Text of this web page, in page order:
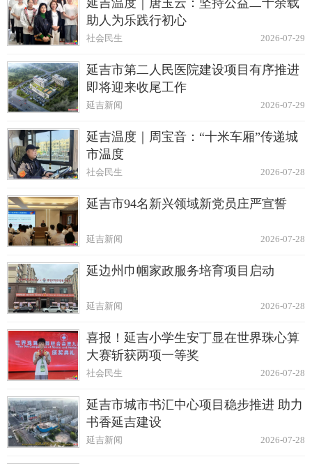
延吉温度｜唐玉云：坚持公益二十余载
助人为乐践行初心
2026-07-29
社会民生
延吉市第二人民医院建设项目有序推进
即将迎来收尾工作
2026-07-29
延吉新闻
延吉温度｜周宝音：“十米车厢”传递城
市温度
2026-07-28
社会民生
延吉市94名新兴领域新党员庄严宣誓
2026-07-28
延吉新闻
延边州巾帼家政服务培育项目启动
2026-07-28
延吉新闻
喜报！延吉小学生安丁显在世界珠心算
大赛斩获两项一等奖
2026-07-28
社会民生
延吉市城市书汇中心项目稳步推进 助力
书香延吉建设
2026-07-28
延吉新闻